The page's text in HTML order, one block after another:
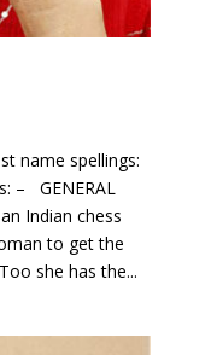
name spellings:
– GENERAL
Indian chess
to get the
she has the...